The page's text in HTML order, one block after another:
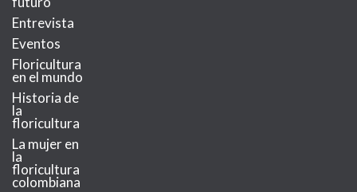
Entrevista
Eventos
Floricultura
en el mundo
Historia de
la
floricultura
La mujer en
la
floricultura
colombiana